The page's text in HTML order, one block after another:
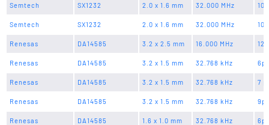
Semtech SX1232 2.0 x 1.6 mm 32.000 MHz 10
Semtech SX1232 2.0 x 1.6 mm 32.000 MHz 10
Renesas DA14585 3.2 x 2.5 mm 16.000 MHz 12
Renesas DA14585 3.2 x 1.5 mm 32.768 kHz
Renesas DA14585 3.2 x 1.5 mm 32.768 kHz 7
Renesas DA14585 3.2 x 1.5 mm 32.768 kHz
Renesas DA14585 1.6 x 1.0 mm 32.768 kHz